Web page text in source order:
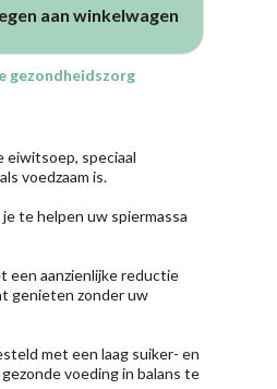
aan winkelwagen
gezondheidszorg
eiwitsoep, speciaal
voedzaam is.
te helpen uw spiermassa
een aanzienlijke reductie
genieten zonder uw
met een laag suiker- en
voeding in balans te